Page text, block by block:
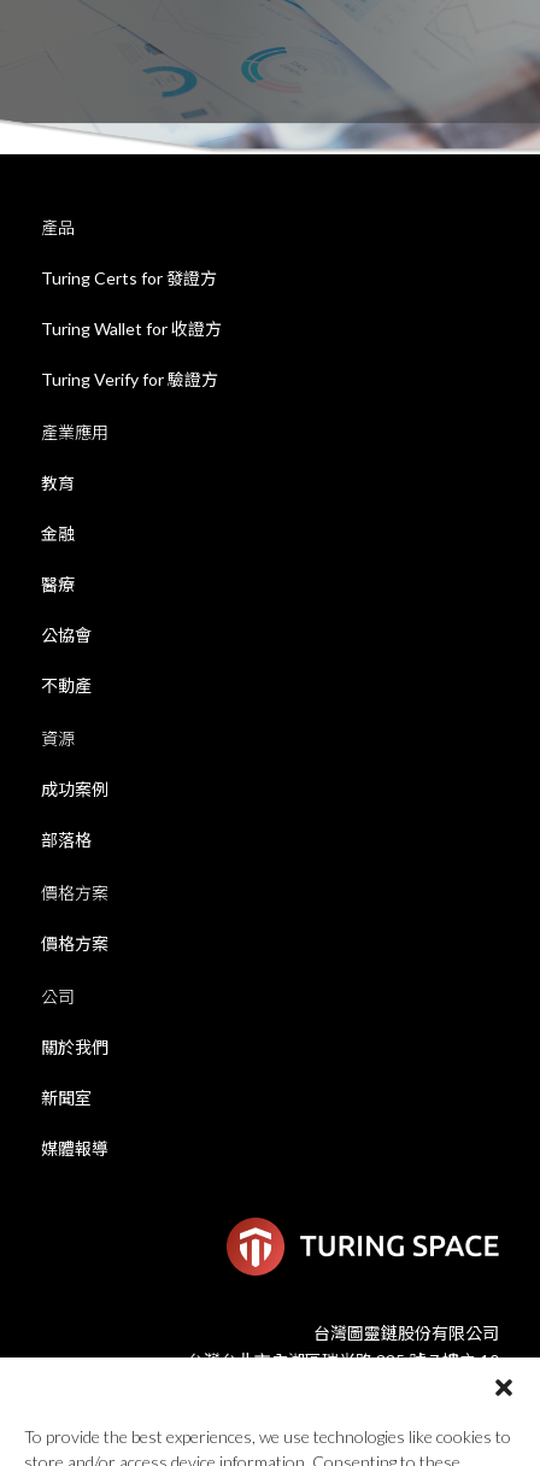
To provide the best experiences, we use technologies like cookies to
store and/or access device information. Consenting to these
產品
Turing Certs for 發證方
Turing Wallet for 收證方
Turing Verify for 驗證方
產業應用
教育
金融
醫療
公協會
不動產
資源
成功案例
部落格
價格方案
價格方案
公司
關於我們
新聞室
媒體報導
台灣圖靈鏈股份有限公司
台灣台北市內湖區瑞光路 335 號 7 樓之 10
global@turingspace.co